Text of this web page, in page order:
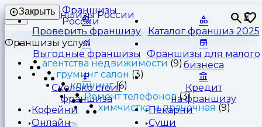
Франшизы
России
⏳
Закрыть
Проверить франшизу Каталог франшиз 2025
Выгодные франшизы
Франшизы для малого
бизнеса
Сколько стоит
франшиза
Кредит
на франшизу
Кофейни
Пекарни
Онлайн
Суши
Франшизы услуг
агентства недвижимости (9)
груминг салон (3)
клининг(6)
Ремонт телефонов(3)
химчистка и прачечная (9)